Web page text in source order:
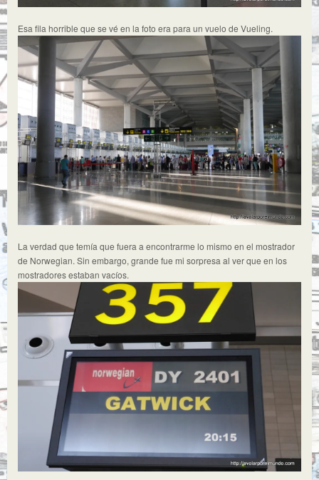
Esa fila horrible que se vé en la foto era para un vuelo de Vueling.
La verdad que temía que fuera a encontrarme lo mismo en el mostrador
de Norwegian. Sin embargo, grande fue mi sorpresa al ver que en los
mostradores estaban vacíos.